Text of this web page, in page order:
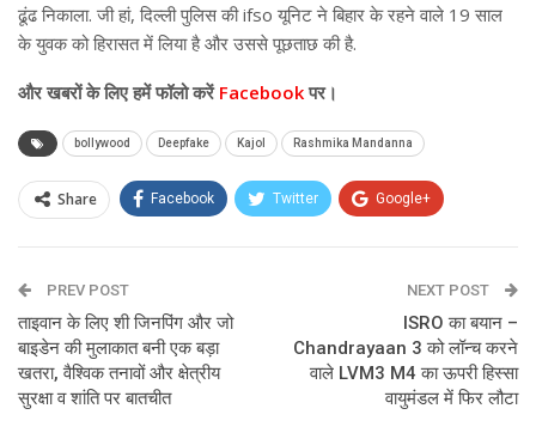
ढूंढ निकाला. जी हां, दिल्ली पुलिस की ifso यूनिट ने बिहार के रहने वाले 19 साल
के युवक को हिरासत में लिया है और उससे पूछताछ की है.
और खबरों के लिए हमें फॉलो करेंFacebookपर।
bollywood Deepfake Kajol Rashmika Mandanna
Share Facebook Twitter Google+
Email
PREV POST
ताइवान के ल‍िए शी ज‍िनप‍िंग और जो
बाइडेन की मुलाकात बनी एक बड़ा
खतरा, वैश्विक तनावों और क्षेत्रीय
सुरक्षा व शांति पर बातचीत
NEXT POST
ISRO का बयान –
Chandrayaan 3 को लॉन्च करने
वाले LVM3 M4 का ऊपरी हिस्सा
वायुमंडल में फिर लौटा